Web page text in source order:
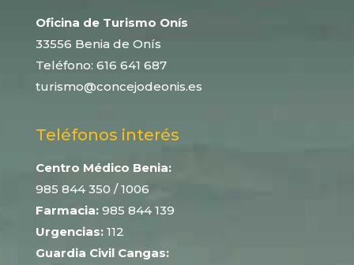
Oficina de Turismo Onís
33556 Benia de Onís
Teléfono: 616 641 687
turismo@concejodeonis.es
Teléfonos interés
Centro Médico Benia:
985 844 350 / 1006
Farmacia: 985 844 139
Urgencias: 112
Guardia Civil Cangas: